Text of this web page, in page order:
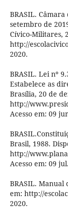
BRASIL.
setembro de
Cívico-Militares,
http://
2020.
BRASIL. Lei nº
Estabelece as
Brasília, 20 de
http://
Acesso em: 09
Brasil, 1988.
http://
Acesso em: 09
BRASIL. Manual
em: http://
2020.